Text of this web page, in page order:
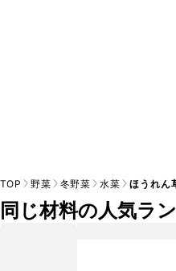
TOP 野菜 冬野菜 水菜 ほうれん
同じ材料の人気ラ